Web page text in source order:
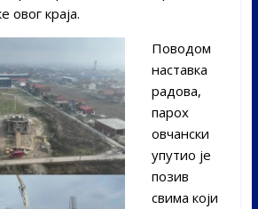
овог краја.
Поводом
наставка
радова,
парох
овчански
упутио је
позив
свима који